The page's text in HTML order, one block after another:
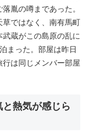
胤の噂まであった。
草ではなく、南有馬町
蔵がこの島原の乱に
まった。部屋は昨日
は同じメンバー部屋
熱気が感じら